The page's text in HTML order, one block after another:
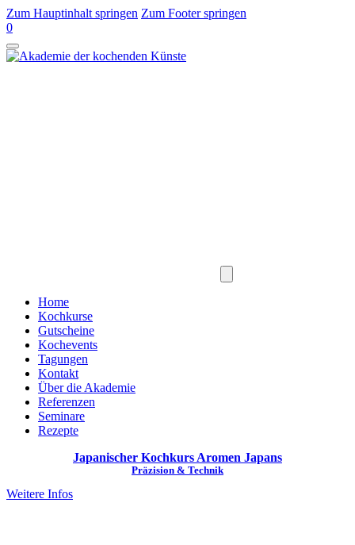
Zum Hauptinhalt springen Zum Footer springen
0
Home
Kochkurse
Gutscheine
Kochevents
Tagungen
Kontakt
Über die Akademie
Referenzen
Seminare
Rezepte
Japanischer Kochkurs Aromen Japans
Präzision & Technik
Weitere Infos